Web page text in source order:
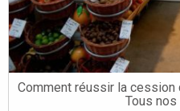
Comment réussir la
Tous